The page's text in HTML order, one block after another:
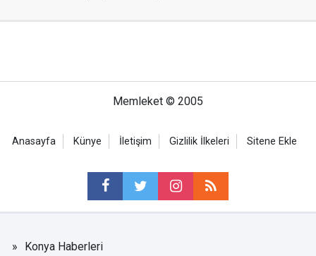
Memleket © 2005
Anasayfa Künye İletişim Gizlilik İlkeleri Sitene Ekle
Konya Haberleri